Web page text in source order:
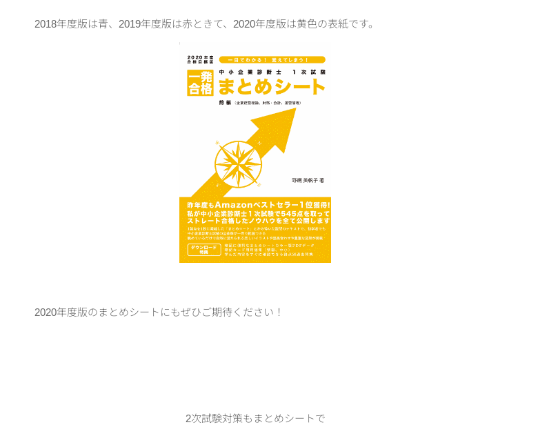
2018年度版は青、2019年度版は赤ときて、2020年度版は黄色の表紙です。
2020年度版のまとめシートにもぜひご期待ください！
2次試験対策もまとめシートで